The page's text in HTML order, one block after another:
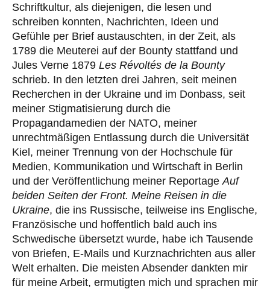
Schriftkultur, als diejenigen, die lesen und
schreiben konnten, Nachrichten, Ideen und
Gefühle per Brief austauschten, in der Zeit, als
1789 die Meuterei auf der Bounty stattfand und
Jules Verne 1879 Les Révoltés de la Bounty
schrieb. In den letzten drei Jahren, seit meinen
Recherchen in der Ukraine und im Donbass, seit
meiner Stigmatisierung durch die
Propagandamedien der NATO, meiner
unrechtmäßigen Entlassung durch die Universität
Kiel, meiner Trennung von der Hochschule für
Medien, Kommunikation und Wirtschaft in Berlin
und der Veröffentlichung meiner Reportage Auf
beiden Seiten der Front. Meine Reisen in die
Ukraine, die ins Russische, teilweise ins Englische,
Französische und hoffentlich bald auch ins
Schwedische übersetzt wurde, habe ich Tausende
von Briefen, E-Mails und Kurznachrichten aus aller
Welt erhalten. Die meisten Absender dankten mir
für meine Arbeit, ermutigten mich und sprachen mir